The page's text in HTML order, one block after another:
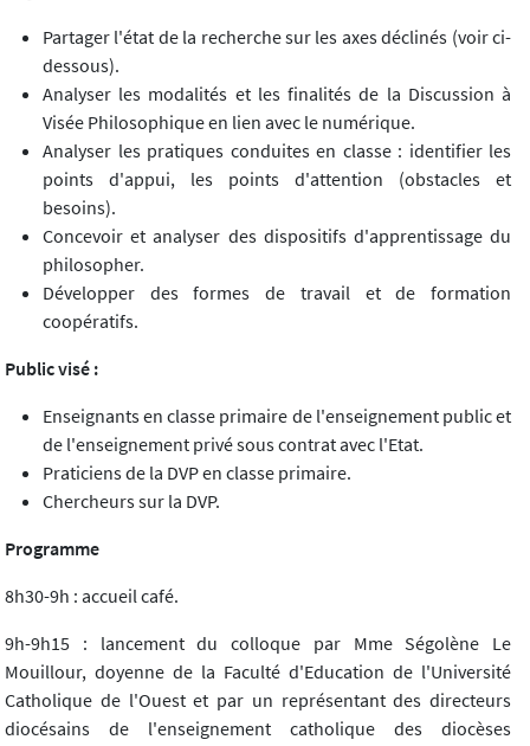
Partager l'état de la recherche sur les axes déclinés (voir ci-
dessous).
Analyser les modalités et les finalités de la Discussion à
Visée Philosophique en lien avec le numérique.
Analyser les pratiques conduites en classe : identifier les
points d'appui, les points d'attention (obstacles et
besoins).
Concevoir et analyser des dispositifs d'apprentissage du
philosopher.
Développer des formes de travail et de formation
coopératifs.
Public visé :
Enseignants en classe primaire de l'enseignement public et
de l'enseignement privé sous contrat avec l'Etat.
Praticiens de la DVP en classe primaire.
Chercheurs sur la DVP.
Programme
8h30-9h : accueil café.
9h-9h15 : lancement du colloque par Mme Ségolène Le
Mouillour, doyenne de la Faculté d'Education de l'Université
Catholique de l'Ouest et par un représentant des directeurs
diocésains de l'enseignement catholique des diocèses